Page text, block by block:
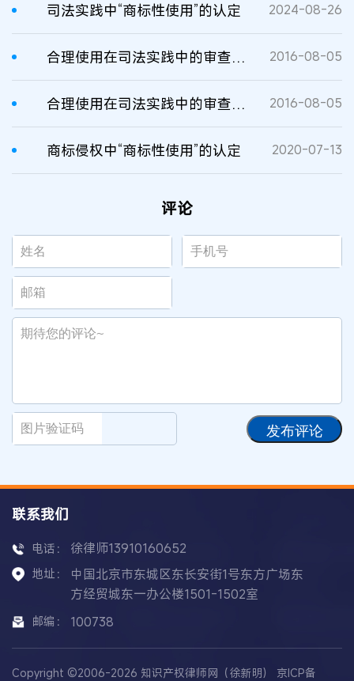
司法实践中“商标性使用”的认定 2024-08-26
合理使用在司法实践中的审查认定 2016-08-05
合理使用在司法实践中的审查认定 2016-08-05
商标侵权中“商标性使用”的认定 2020-07-13
评论
发布评论
联系我们
电话： 徐律师13910160652
地址：
中国北京市东城区东长安街1号东方广场东
方经贸城东一办公楼1501-1502室
邮编： 100738
Copyright ©2006-2026 知识产权律师网（徐新明） 京ICP备